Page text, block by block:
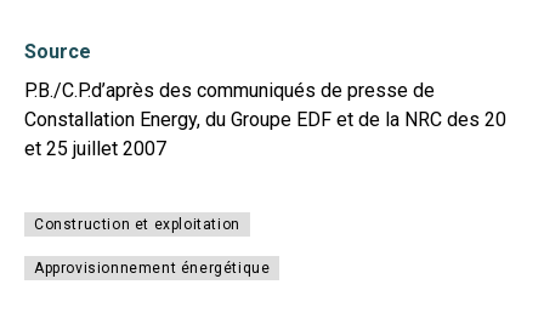
Source
P.B./C.P.d’après des communiqués de presse de
Constallation Energy, du Groupe EDF et de la NRC des 20
et 25 juillet 2007
Construction et exploitation
Approvisionnement énergétique